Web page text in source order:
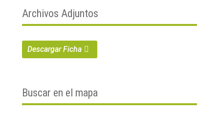
Archivos Adjuntos
Descargar Ficha
Buscar en el mapa